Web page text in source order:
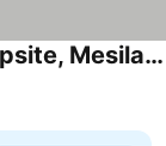
Komfy Kundasang Cabin & Campsite, Mesilau Mount Kinabalu